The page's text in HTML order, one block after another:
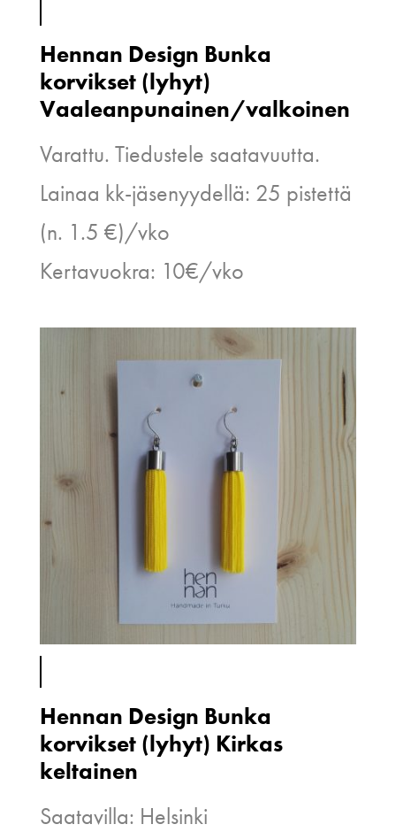
Hennan Design Bunka
korvikset (lyhyt)
Vaaleanpunainen/valkoinen
Varattu. Tiedustele saatavuutta.
Lainaa kk-jäsenyydellä: 25 pistettä
(n. 1.5 €)/vko
Kertavuokra: 10€/vko
Hennan Design Bunka
korvikset (lyhyt) Kirkas
keltainen
Saatavilla: Helsinki